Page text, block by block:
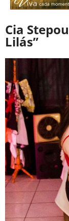
Cia
Lilás”